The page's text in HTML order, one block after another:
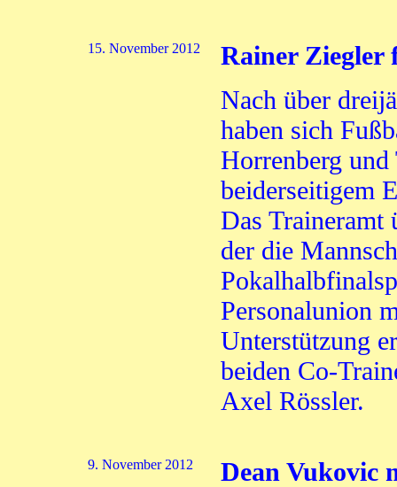
15. November 2012
Rainer Ziegler
Nach über
haben sich
Horrenberg
beiderseitigem
Das Traineramt
der die
Personalunion
Unterstützung
beiden Co-
Axel Rössler.
9. November 2012
Dean Vukovic